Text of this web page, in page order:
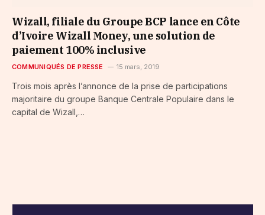
Wizall, filiale du Groupe BCP lance en Côte
d’Ivoire Wizall Money, une solution de
paiement 100% inclusive
COMMUNIQUÉS DE PRESSE 15 mars, 2019
Trois mois après l’annonce de la prise de participations
majoritaire du groupe Banque Centrale Populaire dans le
capital de Wizall,…